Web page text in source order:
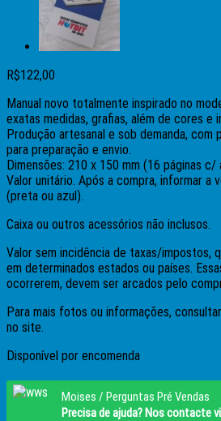
R$122,00
Manual novo totalmente inspirado no
exatas medidas, grafias, além de cores e
Produção artesanal e sob demanda, com
para preparação e envio.
Dimensões: 210 x 150 mm (16 páginas c/
Valor unitário. Após a compra, informar a
(preta ou azul).
Caixa ou outros acessórios não inclusos.
Valor sem incidência de taxas/impostos,
em determinados estados ou países.
ocorrerem, devem ser arcados pelo
Para mais fotos ou informações,
no site.
Disponível por encomenda
Moises / Perguntas Pré Vendas
Precisa de ajuda? Nos contacte